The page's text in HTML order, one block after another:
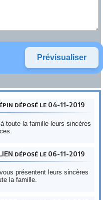
déposé le 04-11-2019
toute la famille leurs sincères
déposé le 06-11-2019
présentent leurs sincères
la famille.